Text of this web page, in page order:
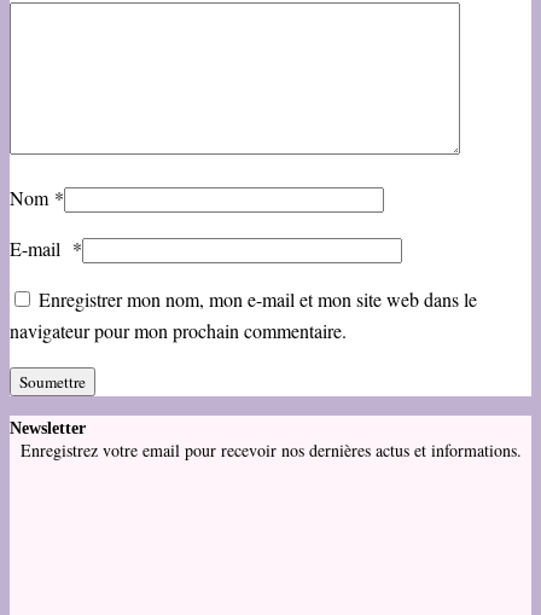
Nom *
E-mail *
Enregistrer mon nom, mon e-mail et mon site web dans le
navigateur pour mon prochain commentaire.
Newsletter
Enregistrez votre email pour recevoir nos dernières actus et informations.